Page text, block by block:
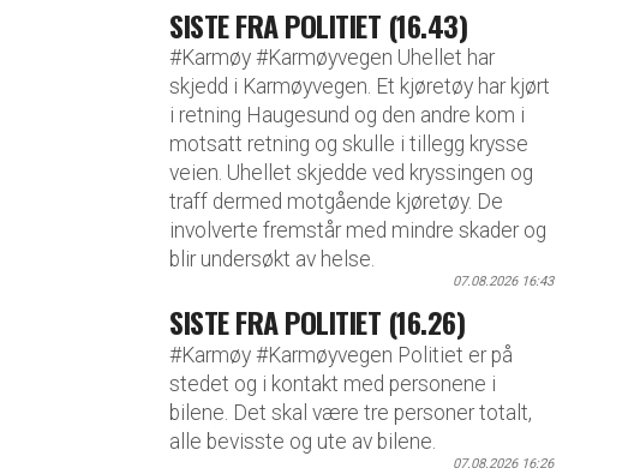
SISTE FRA POLITIET (16.43)
#Karmøy #Karmøyvegen Uhellet har
skjedd i Karmøyvegen. Et kjøretøy har kjørt
i retning Haugesund og den andre kom i
motsatt retning og skulle i tillegg krysse
veien. Uhellet skjedde ved kryssingen og
traff dermed motgående kjøretøy. De
involverte fremstår med mindre skader og
blir undersøkt av helse.
07.08.2026 16:43
SISTE FRA POLITIET (16.26)
#Karmøy #Karmøyvegen Politiet er på
stedet og i kontakt med personene i
bilene. Det skal være tre personer totalt,
alle bevisste og ute av bilene.
07.08.2026 16:26